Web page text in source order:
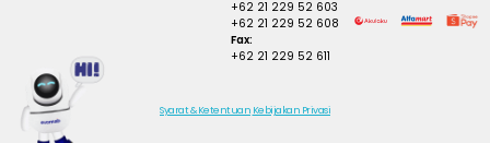
+62 21 229 52 603
+62 21 229 52 608
Fax:
+62 21 229 52 611
Syarat & Ketentuan Kebijakan Privasi